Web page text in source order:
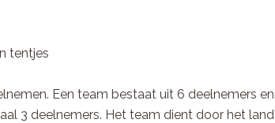
tentjes
Een team bestaat uit 6 deelnemers en
3 deelnemers. Het team dient door het land